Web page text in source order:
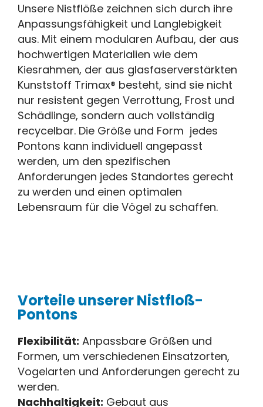
Unsere Nistflöße zeichnen sich durch ihre
Anpassungsfähigkeit und Langlebigkeit
aus. Mit einem modularen Aufbau, der aus
hochwertigen Materialien wie dem
Kiesrahmen, der aus glasfaserverstärkten
Kunststoff Trimax® besteht, sind sie nicht
nur resistent gegen Verrottung, Frost und
Schädlinge, sondern auch vollständig
recycelbar. Die Größe und Form jedes
Pontons kann individuell angepasst
werden, um den spezifischen
Anforderungen jedes Standortes gerecht
zu werden und einen optimalen
Lebensraum für die Vögel zu schaffen.
Vorteile unserer Nistfloß-
Pontons
Flexibilität: Anpassbare Größen und
Formen, um verschiedenen Einsatzorten,
Vogelarten und Anforderungen gerecht zu
werden.
Nachhaltigkeit: Gebaut aus